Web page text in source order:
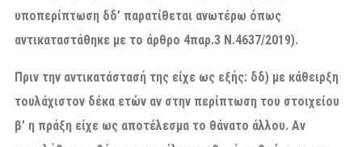
υποπερίπτωση δδ’ παρατίθεται ανωτέρω όπως
αντικαταστάθηκε με το άρθρο 4παρ.3 Ν.4637/2019).
Πριν την αντικατάστασή της είχε ως εξής: δδ) με κάθειρξη
τουλάχιστον δέκα ετών αν στην περίπτωση του στοιχείου
β’ η πράξη είχε ως αποτέλεσμα το θάνατο άλλου. Αν